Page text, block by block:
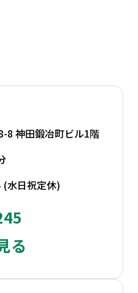
8 神田鍛冶町ビル1階
(水日祝定休)
る